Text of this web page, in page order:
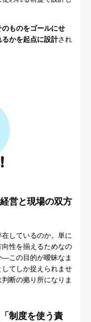
のものをゴールにせ
かを起点に設計され
営と現場の双方
しているのか。単に
性を揃えるためなの
―この目的が曖昧なま
てしか捉えられませ
断の拠り所になりま
制度を使う責